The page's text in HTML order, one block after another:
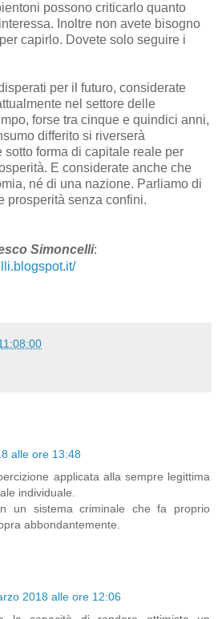
possono criticarlo quanto
Inoltre non avete bisogno
capirlo. Dovete solo seguire i
per il futuro, considerate
nel settore delle
forse tra cinque e quindici anni,
differito si riverserà
forma di capitale reale per
E considerate anche che
né di una nazione. Parliamo di
prosperità senza confini.
Simoncelli:
alle ore 13:48
applicata alla sempre legittima
individuale.
un sistema criminale che fa proprio
abbondantemente.
2018 alle ore 12:06